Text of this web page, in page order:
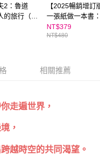
2：魯道
的旅行（暢
童書上市10
【2025暢銷增訂
一張紙做一本書
探索X假日記趣X
創作，63個寫作
NT$379
NT$480
相關推薦
走遍世界，
，
越時空的共同渴望。